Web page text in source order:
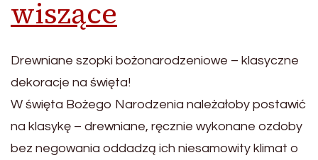
wiszące
Drewniane szopki bożonarodzeniowe – klasyczne
dekoracje na święta!
W święta Bożego Narodzenia należałoby postawić
na klasykę – drewniane, ręcznie wykonane ozdoby
bez negowania oddadzą ich niesamowity klimat o